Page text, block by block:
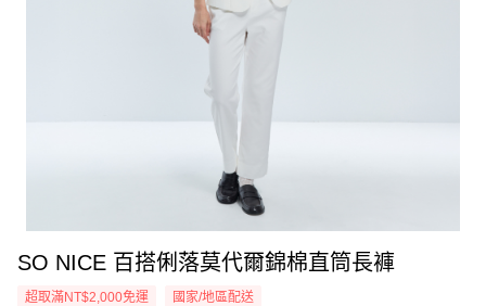
SO NICE 百搭俐落莫代爾錦棉直筒長褲
超取滿NT$2,000免運 國家/地區配送